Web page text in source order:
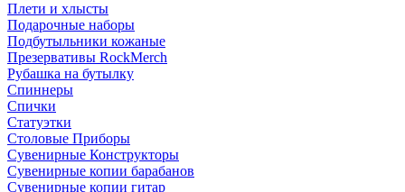
Плети и хлысты
Подарочные наборы
Подбутыльники кожаные
Презервативы RockMerch
Рубашка на бутылку
Спиннеры
Спички
Статуэтки
Столовые Приборы
Сувенирные Конструкторы
Сувенирные копии барабанов
Сувенирные копии гитар